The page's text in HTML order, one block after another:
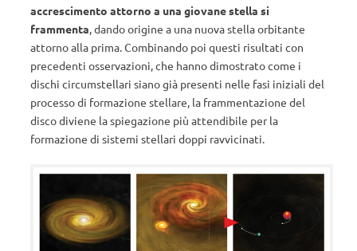
accrescimento attorno a una giovane stella si
frammenta, dando origine a una nuova stella orbitante
attorno alla prima. Combinando poi questi risultati con
precedenti osservazioni, che hanno dimostrato come i
dischi circumstellari siano già presenti nelle fasi iniziali del
processo di formazione stellare, la frammentazione del
disco diviene la spiegazione più attendibile per la
formazione di sistemi stellari doppi ravvicinati.